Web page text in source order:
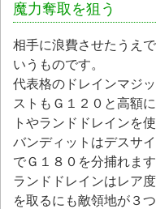
魔力奪取を狙う
相手に浪費させたうえ
いうものです。
代表格のドレインマジ
ストもＧ１２０と高額
トやランドドレインを
バンディットはデスサ
でＧ１８０を分捕れます
ランドドレインはレア
を取るにも敵領地が３